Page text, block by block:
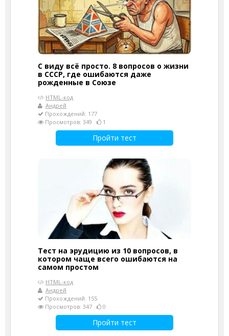
С виду всё просто. 8 вопросов о жизни
в СССР, где ошибаются даже
рожденные в Союзе
HTML-код
Андрей
Прохождений: 177
Просмотров: 349
1
Пройти тест
Тест на эрудицию из 10 вопросов, в
котором чаще всего ошибаются на
самом простом
HTML-код
Андрей
Прохождений: 155
Просмотров: 347
0
Пройти тест